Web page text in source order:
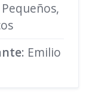
: Emilio